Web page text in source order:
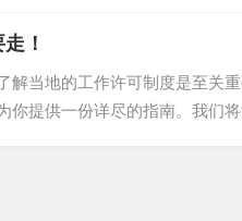
本文将深入探讨这两种模式，
外教中介模式。在这种模式下
而，这种模式并不提供持续的
如果教师中途辞职，机...
！
解当地的工作许可制度是至关
你提供一份详尽的指南。我们